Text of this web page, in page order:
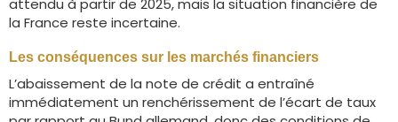
attendu à partir de 2025, mais la situation financière de
la France reste incertaine.
Les conséquences sur les marchés financiers
L’abaissement de la note de crédit a entraîné
immédiatement un renchérissement de l’écart de taux